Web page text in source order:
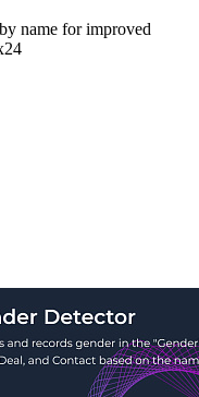
name for improved